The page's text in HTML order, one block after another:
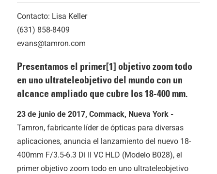
Contacto: Lisa Keller
(631) 858-8409
evans@tamron.com
Presentamos el primer[1] objetivo zoom todo
en uno ultrateleobjetivo del mundo con un
alcance ampliado que cubre los 18-400 mm.
23 de junio de 2017, Commack, Nueva York -
Tamron, fabricante líder de ópticas para diversas
aplicaciones, anuncia el lanzamiento del nuevo 18-
400mm F/3.5-6.3 Di II VC HLD (Modelo B028), el
primer objetivo zoom todo en uno ultrateleobjetivo